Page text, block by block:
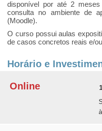
disponível por até 2
consulta no ambiente de
(Moodle).
O curso possui aulas
de casos concretos reais e/
Horário e
Online